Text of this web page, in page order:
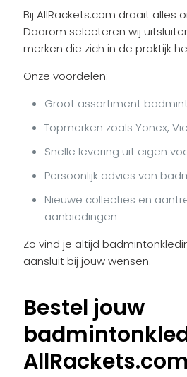
Bij AllRackets.com draait alles
Daarom selecteren wij
merken die zich in de praktijk
Onze voordelen:
Groot assortiment
Topmerken zoals Yonex,
Snelle levering uit eigen
Persoonlijk advies van
Nieuwe collecties en
aanbiedingen
Zo vind je altijd
aansluit bij jouw wensen.
Bestel jouw
AllRackets.com